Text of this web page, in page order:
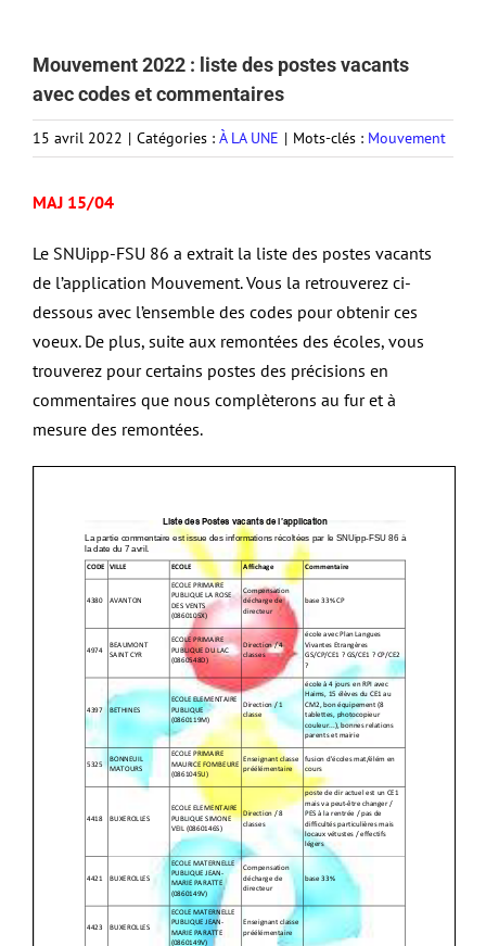
Mouvement 2022 : liste des postes vacants
avec codes et commentaires
15 avril 2022 | Catégories : À LA UNE | Mots-clés : Mouvement
MAJ 15/04
Le SNUipp-FSU 86 a extrait la liste des postes vacants
de l’application Mouvement. Vous la retrouverez ci-
dessous avec l’ensemble des codes pour obtenir ces
voeux. De plus, suite aux remontées des écoles, vous
trouverez pour certains postes des précisions en
commentaires que nous complèterons au fur et à
mesure des remontées.